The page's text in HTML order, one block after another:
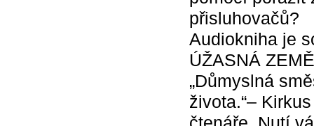
přisluhovačů?
Audiokniha je
ÚŽASNÁ
„Důmyslná
života.“–